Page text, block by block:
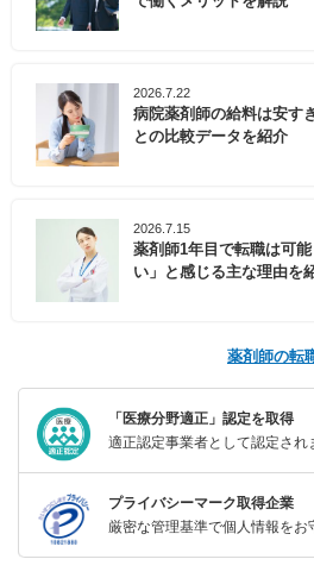
2026.7.22
病院薬剤師の給料は安す
との比較データを紹介
2026.7.15
薬剤師1年目で転職は可
い」と感じる主な理由を
薬剤師の転
「医療分野適正」認定を取得
適正認定事業者として認定され
プライバシーマーク取得企業
厳密な管理基準で個人情報をお